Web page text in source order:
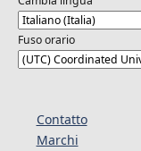
Fuso orario
Contatto
Marchi